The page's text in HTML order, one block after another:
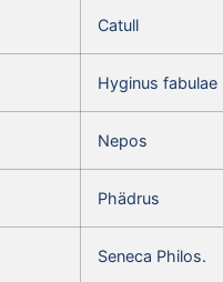
Catull
Hyginus fabulae
Nepos
Phädrus
Seneca Philos.